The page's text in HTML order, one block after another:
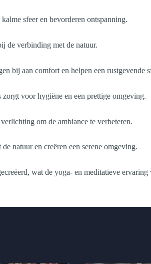
sfeer en bevorderen ontspanning.
de verbinding met de natuur.
bij aan comfort en helpen een rustgevende
voor hygiëne en een prettige omgeving.
om de ambiance te verbeteren.
natuur en creëren een serene omgeving.
wat de yoga- en meditatieve